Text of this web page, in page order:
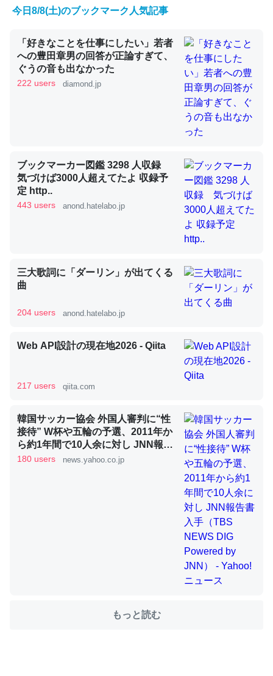
くらい。小説でいう「ずっと前の伏線」は回収されないけ
ど、短期記憶というには多い分量。進化すればするほど分
─GPTの仕組みと限界についての考察（１） - conceptualization
昆虫ってカルシウム少ないのか。知らんかった。調べたら
コオロギのカルシウム分はエビの600分の1程度。
─ニュース :: 【研究発表】昆虫学の大問題＝「昆虫はなぜ海にいな
論文では「淡水はカルシウムも酸素も不足してて両方に不
利だから両方が拮抗してるのでは」とあって面白い。海に
ずキチンを強化してる筈だが、酵素が違うのか？
─ニュース :: 【研究発表】昆虫学の大問題＝「昆虫はなぜ海にいな
これを元に考えるとカルシウムを大量に使う脊椎動物と貝
類は苦労してるんだな…。腹足類だと殻を無くしてナメク
─ニュース :: 【研究発表】昆虫学の大問題＝「昆虫はなぜ海にいな
ウチもEchoを実家に置いて４年。でたまに覗いてる。ぼ
位置情報を共有してる。電池残量や充電中かが分かるので
これ見て生きてるなって分かる。
今日8/8(土)のブックマーク人気記事
「好きなことを仕事にしたい」若者
への豊田章男の回答が正論すぎて、
ぐうの音も出なかった
222 users diamond.jp
ブックマーカー図鑑 3298 人収録
気づけば3000人超えてたよ 収録予
定 http..
443 users anond.hatelabo.jp
三大歌詞に「ダーリン」が出てくる
曲
204 users anond.hatelabo.jp
Web API設計の現在地2026 - Qiita
217 users qiita.com
韓国サッカー協会 外国人審判に“性
接待” W杯や五輪の予選、2011年か
ら約1年間で10人余に対し JNN報告
書入手（TBS NEWS DIG Powered
180 users news.yahoo.co.jp
もっと読む